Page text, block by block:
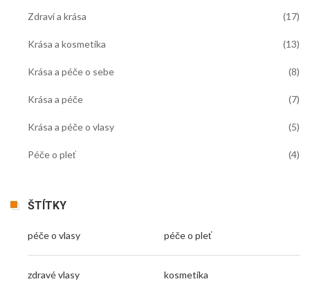
Zdraví a krása (17)
Krása a kosmetika (13)
Krása a péče o sebe (8)
Krása a péče (7)
Krása a péče o vlasy (5)
Péče o pleť (4)
ŠTÍTKY
péče o vlasy péče o pleť
zdravé vlasy kosmetika